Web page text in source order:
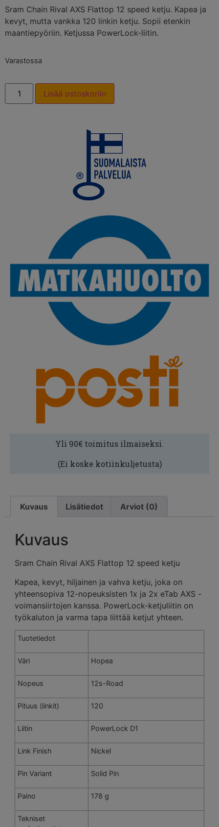
Sram Chain Rival AXS Flattop 12 speed ketju. Kapea ja
kevyt, mutta vankka 120 linkin ketju. Sopii etenkin
maantiepyöriin. Ketjussa PowerLock-liitin.
Varastossa
Lisää ostoskoriin
Yli 90€ toimitus ilmaiseksi.
(Ei koske kotiinkuljetusta)
Kuvaus Lisätiedot Arviot (0)
Kuvaus
Sram Chain Rival AXS Flattop 12 speed ketju
Kapea, kevyt, hiljainen ja vahva ketju, joka on
yhteensopiva 12-nopeuksisten 1x ja 2x eTab AXS -
voimansiirtojen kanssa. PowerLock-ketjuliitin on
työkaluton ja varma tapa liittää ketjut yhteen.
Tuotetiedot
Väri Hopea
Nopeus 12s-Road
Pituus (linkit) 120
Liitin PowerLock D1
Link Finish Nickel
Pin Variant Solid Pin
Paino 178 g
Tekniset